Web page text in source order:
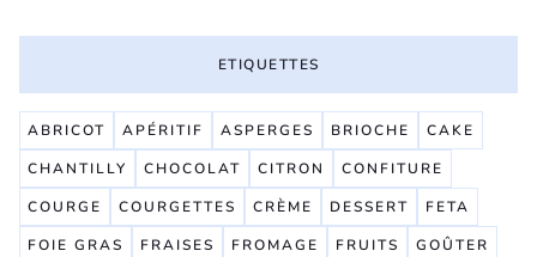
ETIQUETTES
ABRICOT APÉRITIF ASPERGES BRIOCHE
CAKE
CHANTILLY
CHOCOLAT CITRON
CONFITURE
COURGE
COURGETTES CRÈME DESSERT
FETA
FOIE GRAS
FRAISES FROMAGE FRUITS
GOÛTER